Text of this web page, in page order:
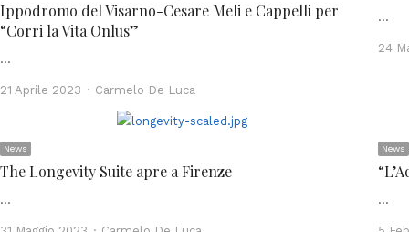
Ippodromo del Visarno-Cesare Meli e Cappelli per
“Corri la Vita Onlus”
…
21 Aprile 2023 Author
Carmelo De Luca
…
24
News
The Longevity Suite apre a Firenze
…
News
…